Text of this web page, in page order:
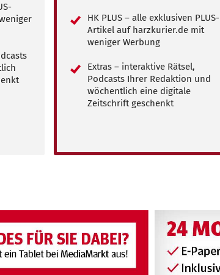
HK PLUS – alle exklusiven PLUS-
Artikel auf harzkurier.de mit
weniger Werbung
Extras – interaktive Rätsel,
Podcasts Ihrer Redaktion und
wöchentlich eine digitale
Zeitschrift geschenkt